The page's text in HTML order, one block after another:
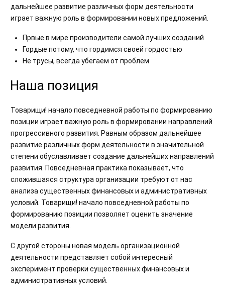
дальнейшее развитие различных форм деятельности
играет важную роль в формировании новых предложений.
Првые в мире производители самой лучших созданий
Гордые потому, что гордимся своей гордостью
Не трусы, всегда убегаем от проблем
Наша позиция
Товарищи! начало повседневной работы по формированию
позиции играет важную роль в формировании направлений
прогрессивного развития. Равным образом дальнейшее
развитие различных форм деятельности в значительной
степени обуславливает создание дальнейших направлений
развития. Повседневная практика показывает, что
сложившаяся структура организации требуют от нас
анализа существенных финансовых и административных
условий. Товарищи! начало повседневной работы по
формированию позиции позволяет оценить значение
модели развития.
С другой стороны новая модель организационной
деятельности представляет собой интересный
эксперимент проверки существенных финансовых и
административных условий.